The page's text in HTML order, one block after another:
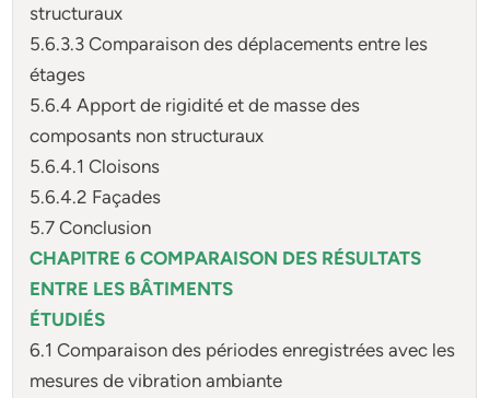
structuraux
5.6.3.3 Comparaison des déplacements entre les
étages
5.6.4 Apport de rigidité et de masse des
composants non structuraux
5.6.4.1 Cloisons
5.6.4.2 Façades
5.7 Conclusion
CHAPITRE 6 COMPARAISON DES RÉSULTATS
ENTRE LES BÂTIMENTS
ÉTUDIÉS
6.1 Comparaison des périodes enregistrées avec les
mesures de vibration ambiante